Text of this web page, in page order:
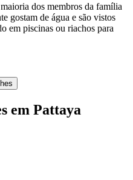
dos membros da família
gostam de água e são vistos
em piscinas ou riachos para
em Pattaya